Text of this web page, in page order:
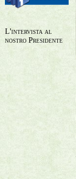
L'intervista al
nostro Presidente